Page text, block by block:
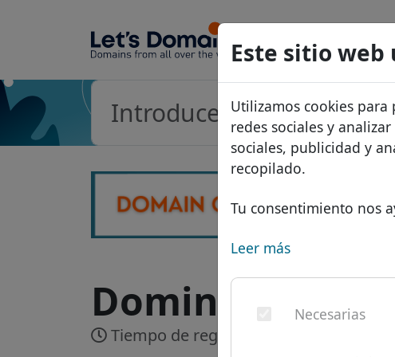
Este sitio
Utilizamos cookies
redes sociales y
sociales, publicidad y
recopilado.
Tu consentimiento nos
Leer más
Necesarias
Dominios
Base de datos
Lista de
Descuentos
Transferir
Dominio .ltda -
Tiempo de registro: